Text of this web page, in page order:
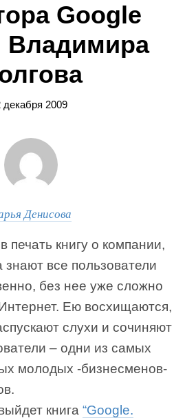
Google
Владимира
декабря 2009
Денисова
книгу о компании,
знают все пользователи
без нее уже сложно
Ею восхищаются,
слухи и сочиняют
– одни из самых
молодых -бизнесменов-
книга “Google.